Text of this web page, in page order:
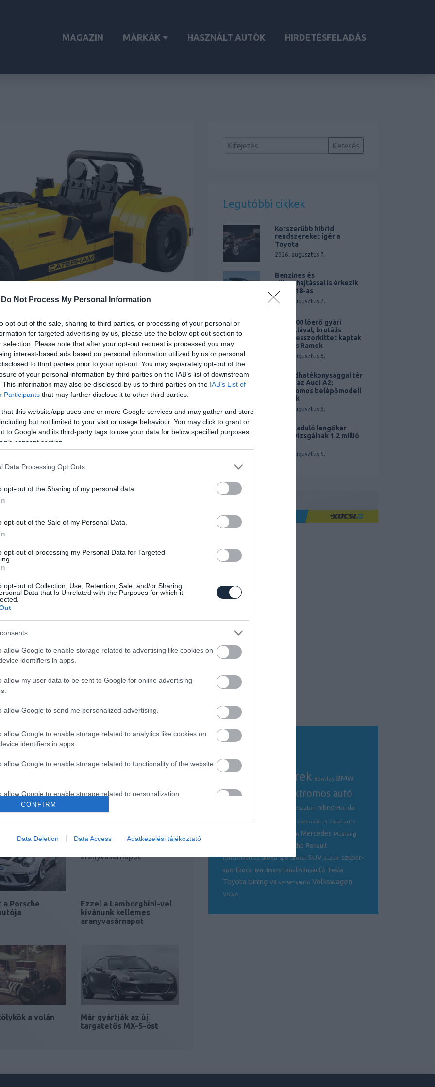
Do Not Process My Personal Information
opt-out of the sale, sharing to third parties, or processing of your personal or
for targeted advertising by us, please use the below opt-out section to
selection. Please note that after your opt-out request is processed you may
interest-based ads based on personal information utilized by us or personal
to third parties prior to your opt-out. You may separately opt-out of the
of your personal information by third parties on the IAB’s list of downstream
This information may also be disclosed by us to third parties on the IAB’s List of
Participants that may further disclose it to other third parties.
that this website/app uses one or more Google services and may gather and store
but not limited to your visit or usage behaviour. You may click to grant or
to Google and its third-party tags to use your data for below specified purposes
consent section.
Data Processing Opt Outs
opt-out of the Sharing of my personal data.
opt-out of the Sale of my Personal Data.
opt-out of processing my Personal Data for Targeted
opt-out of Collection, Use, Retention, Sale, and/or Sharing
Data that Is Unrelated with the Purposes for which it
allow Google to enable storage related to advertising like cookies on
identifiers in apps.
allow my user data to be sent to Google for online advertising
allow Google to send me personalized advertising.
allow Google to enable storage related to analytics like cookies on
identifiers in apps.
allow Google to enable storage related to functionality of the website
allow Google to enable storage related to personalization.
CONFIRM
Data Deletion Data Access Adatkezelési tájékoztató
MAGAZIN MÁRKÁK HASZNÁLT AUTÓK HIRDETÉSFELADÁS
autója – Legóból
ezt a Caterham Seven 620 R modellt. A
készült.
összeszerelni a dán Lego gyár legújabb autós
épülő Caterham Seven 10 centiméter széles
a gyerekek és a gyűjtők polcaira. A 21307
boltokba, és egészen biztosan nagy siker lesz –
szabott
sportkocsik
Japán cég vásárolta meg
Porsche
Ezzel a Lamborghini-vel
kívánunk kellemes
aranyvasárnapot
a volán
Már gyártják az új
targatetős MX-5-öst
Legutóbbi cikkek
Korszerűbb hibrid
rendszereket ígér a
Toyota
2026. augusztus 7.
Benzines és
villanyhajtással is érkezik
az új 718-as
2026. augusztus 7.
Akár 900 lóerő gyári
garanciával, brutális
kompresszorkittet kaptak
a V8-as Ramok
2026. augusztus 6.
Rekordhatékonysággal tér
vissza az Audi A2:
Elektromos belépőmodell
érkezik
2026. augusztus 6.
Elszabaduló lengőkar
miatt vizsgálnak 1,2 millió
2026. augusztus 5.
Ha jó élményre utazol
autós hírek Bentley BMW
crossover elektromos autó
genfi autószalon hibrid Honda
hyundai hírek koronavírus kínai autó
McLaren Mercedes Mustang
Porsche Renault
ráncfelvarrás skoda sportkocsi SUV suzuki szuper-
sportkocsi tanulmány tanulmányautó Tesla
Toyota tuning V8 versenyautó Volkswagen
Volvo